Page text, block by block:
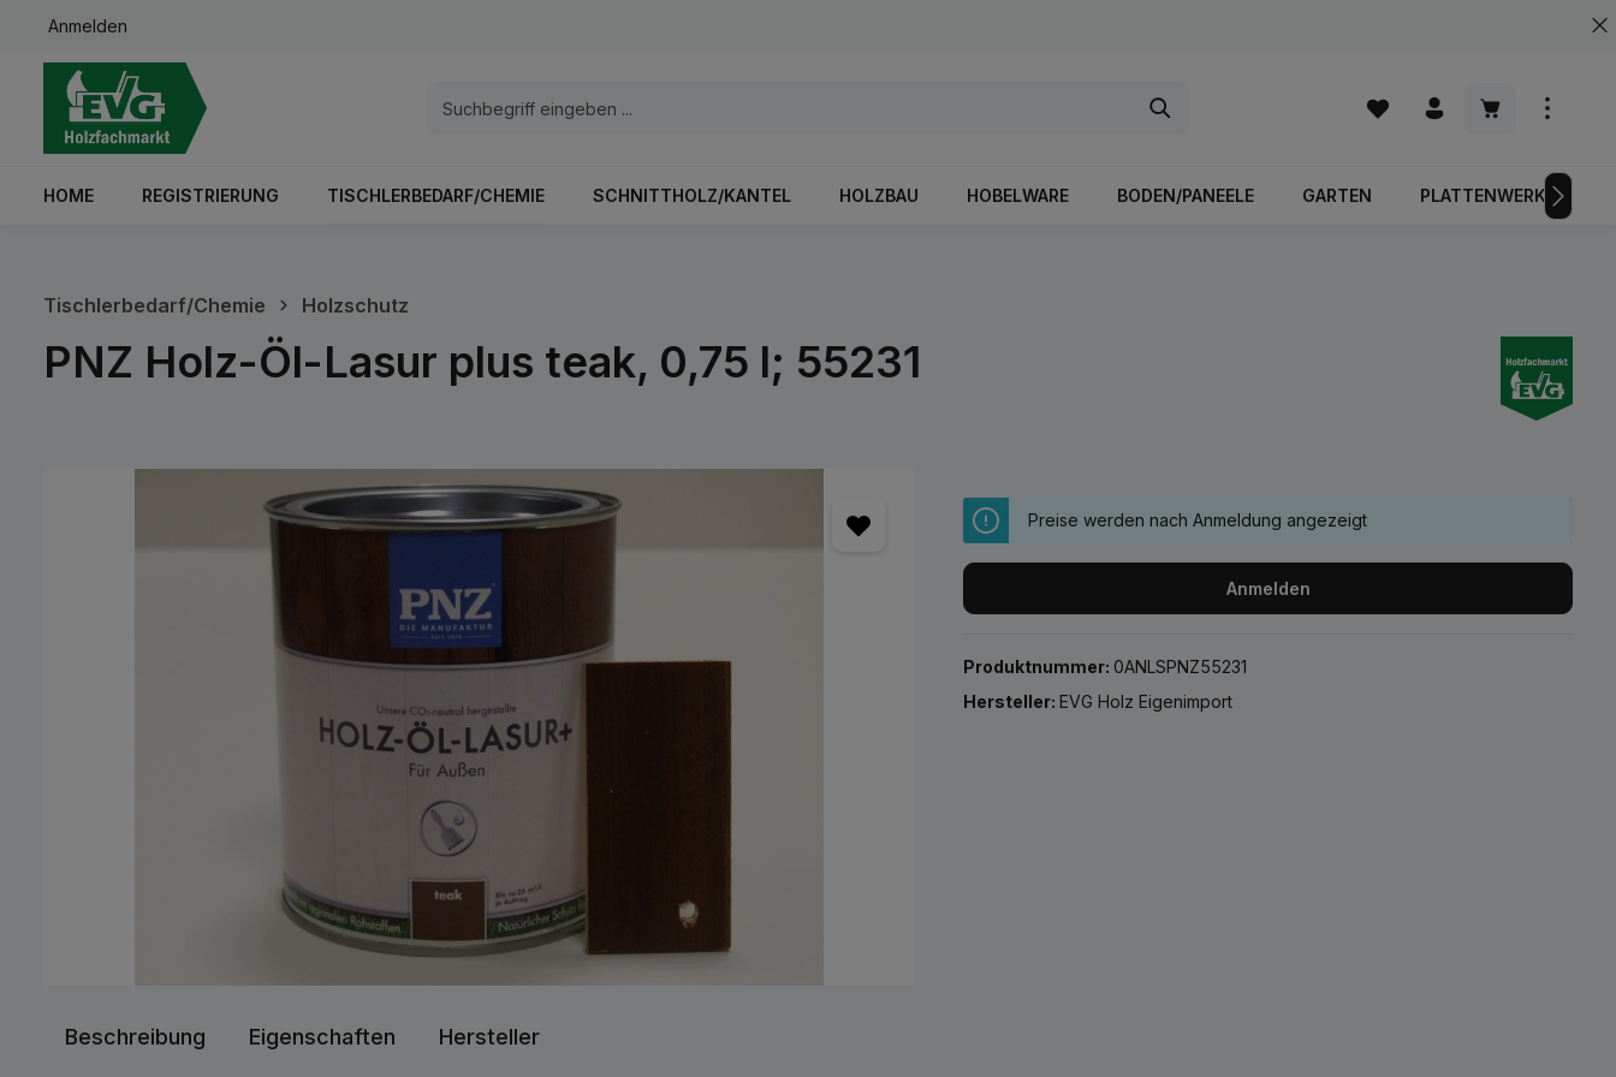
Zur Hauptnavigation springen
Anmelden
Warenkorb
HOME REGISTRIERUNG TISCHLERBEDARF/CHEMIE SCHNITTHOLZ/KANTEL HOLZBAU HOBELWARE BODEN/PANEELE GARTEN PLATTENWERKSTOFFE
Tischlerbedarf/Chemie Holzschutz
PNZ Holz-Öl-Lasur plus teak, 0,75 l; 55231
Preise werden nach Anmeldung angezeigt
Anmelden
Produktnummer: 0ANLSPNZ55231
Hersteller:EVG Holz Eigenimport
Beschreibung Eigenschaften Hersteller